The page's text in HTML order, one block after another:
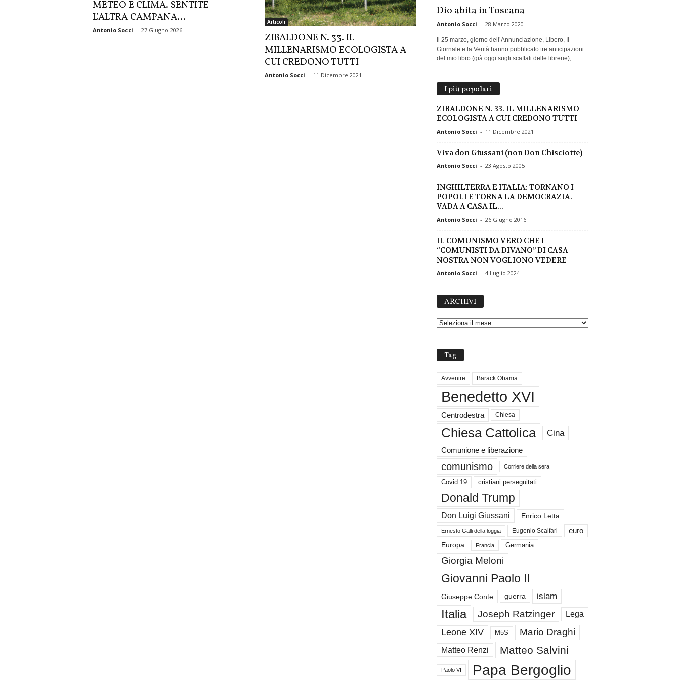
METEO E CLIMA. SENTITE
L’ALTRA CAMPANA…
Antonio Socci - 27 Giugno 2026
Articoli
ZIBALDONE N. 33. IL
MILLENARISMO ECOLOGISTA A
CUI CREDONO TUTTI
Antonio Socci - 11 Dicembre 2021
Dio abita in Toscana
Antonio Socci - 28 Marzo 2020
Il 25 marzo, giorno dell’Annunciazione, Libero, Il
Giornale e la Verità hanno pubblicato tre anticipazioni
del mio libro (già oggi sugli scaffali delle librerie),...
I più popolari
ZIBALDONE N. 33. IL MILLENARISMO
ECOLOGISTA A CUI CREDONO TUTTI
Antonio Socci - 11 Dicembre 2021
Viva don Giussani (non Don Chisciotte)
Antonio Socci - 23 Agosto 2005
INGHILTERRA E ITALIA: TORNANO I
POPOLI E TORNA LA DEMOCRAZIA.
VADA A CASA IL...
Antonio Socci - 26 Giugno 2016
IL COMUNISMO VERO CHE I
“COMUNISTI DA DIVANO” DI CASA
NOSTRA NON VOGLIONO VEDERE
Antonio Socci - 4 Luglio 2024
ARCHIVI
H
Tag
Avvenire Barack Obama
Benedetto XVI
Centrodestra Chiesa
Chiesa Cattolica Cina
Comunione e liberazione
comunismo Corriere della sera
Covid 19 cristiani perseguitati
Donald Trump
Don Luigi Giussani Enrico Letta
Ernesto Galli della loggia Eugenio Scalfari euro
Europa Francia Germania
Giorgia Meloni
Giovanni Paolo II
Giuseppe Conte guerra islam
Italia Joseph Ratzinger Lega
Leone XIV M5S Mario Draghi
Matteo Renzi Matteo Salvini
Paolo VI Papa Bergoglio